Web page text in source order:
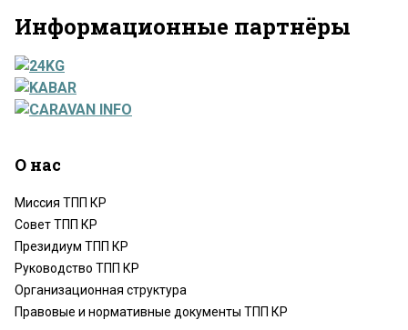
Информационные партнёры
О нас
Миссия ТПП КР
Совет ТПП КР
Президиум ТПП КР
Руководство ТПП КР
Организационная структура
Правовые и нормативные документы ТПП КР